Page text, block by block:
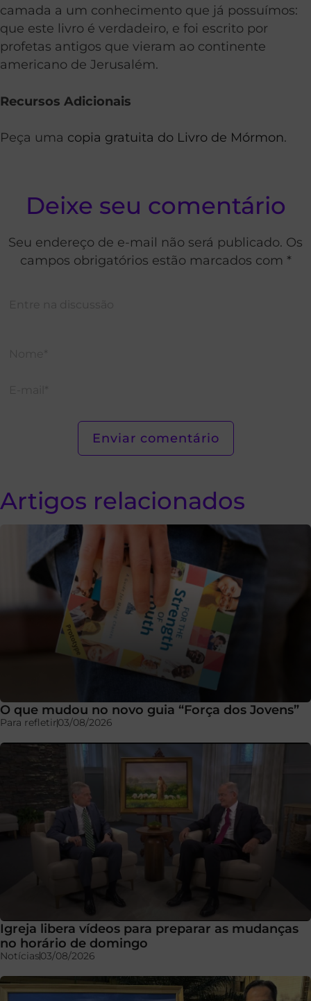
camada a um conhecimento que já possuímos:
que este livro é verdadeiro, e foi escrito por
profetas antigos que vieram ao continente
americano de Jerusalém.
Recursos Adicionais
Peça uma copia gratuita do Livro de Mórmon.
Deixe seu comentário
Seu endereço de e-mail não será publicado. Os
campos obrigatórios estão marcados com *
Artigos relacionados
O que mudou no novo guia “Força dos Jovens”
Para refletir03/08/2026
Igreja libera vídeos para preparar as mudanças
no horário de domingo
Notícias03/08/2026